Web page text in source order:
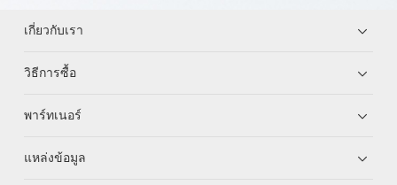
เกี่ยวกับเรา
วิธีการซื้อ
พาร์ทเนอร์
แหล่งข้อมูล